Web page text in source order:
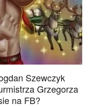
Szewczyk
Grzegorza
na FB?